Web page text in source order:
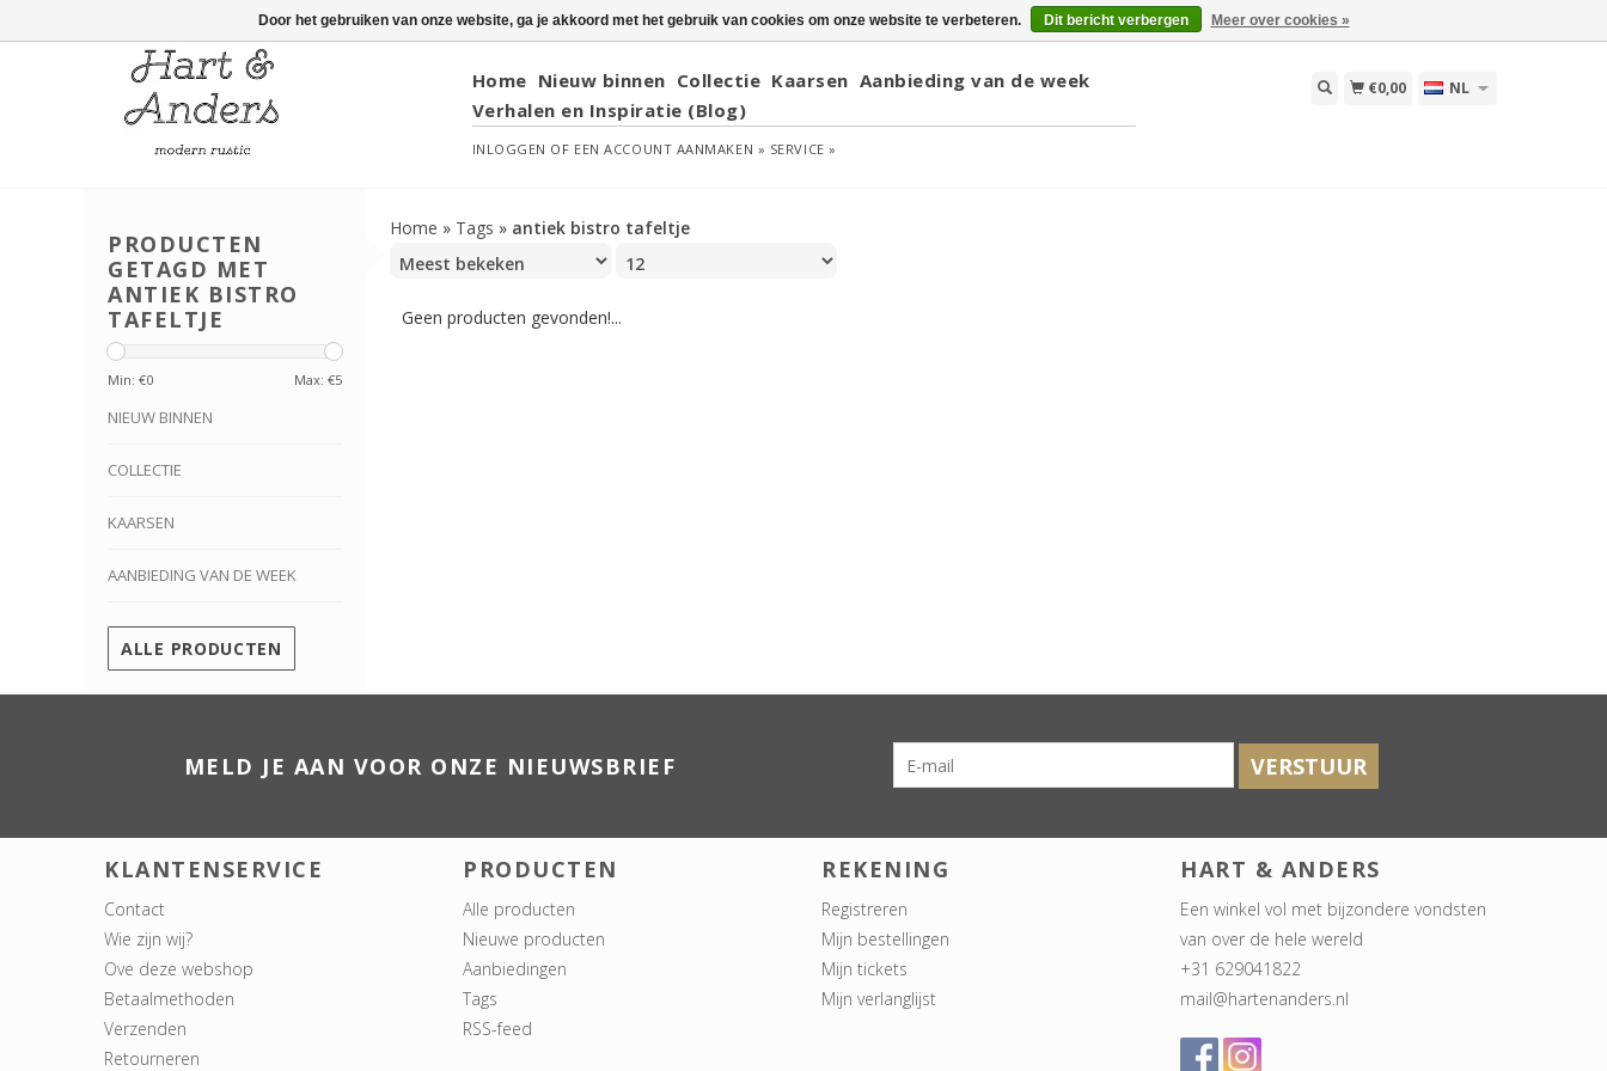
Home Nieuw binnen Collectie Kaarsen Aanbieding van de week
Verhalen en Inspiratie (Blog)
INLOGGEN OF EEN ACCOUNT AANMAKEN » SERVICE »
€0,00 NL
PRODUCTEN
GETAGD MET
ANTIEK BISTRO
TAFELTJE
Min: €0 Max: €5
NIEUW BINNEN
COLLECTIE
KAARSEN
AANBIEDING VAN DE WEEK
ALLE PRODUCTEN
Home » Tags » antiek bistro tafeltje
Geen producten gevonden!...
MELD JE AAN VOOR ONZE NIEUWSBRIEF VERSTUUR
KLANTENSERVICE
Contact
Wie zijn wij?
Ove deze webshop
Betaalmethoden
Verzenden
Retourneren
PRODUCTEN
Alle producten
Nieuwe producten
Aanbiedingen
Tags
RSS-feed
REKENING
Registreren
Mijn bestellingen
Mijn tickets
Mijn verlanglijst
HART & ANDERS
Een winkel vol met bijzondere vondsten
van over de hele wereld
+31 629041822
mail@hartenanders.nl
Door het gebruiken van onze website, ga je akkoord met het gebruik van cookies om onze website te verbeteren. Dit bericht verbergen Meer over cookies »